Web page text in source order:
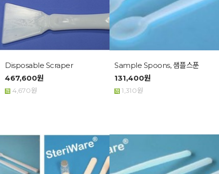
Disposable Scraper
467,600원
4,670원
Sample Spoons, 샘플스푼
131,400원
1,310원